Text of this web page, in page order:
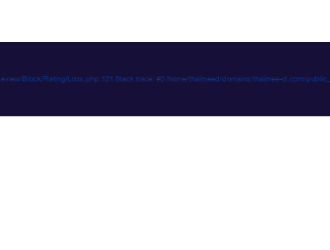
Block/Rating/Lists.php:121 Stack trace: #0 /home/thaimeed/domains/thaimee-d.com/